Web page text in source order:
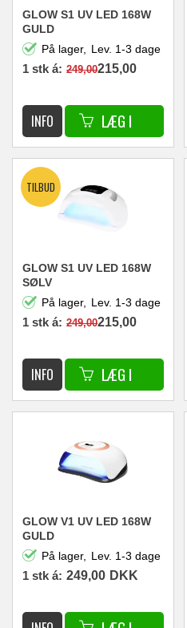
GLOW S1 UV LED 168W
GULD
På lager,
Lev. 1-3 dage
1 stk á: 249,00215,00
GLOW S1 UV LED 168W
SØLV
På lager,
Lev. 1-3 dage
1 stk á: 249,00215,00
GLOW V1 UV LED 168W
GULD
På lager,
Lev. 1-3 dage
1 stk á: 249,00 DKK